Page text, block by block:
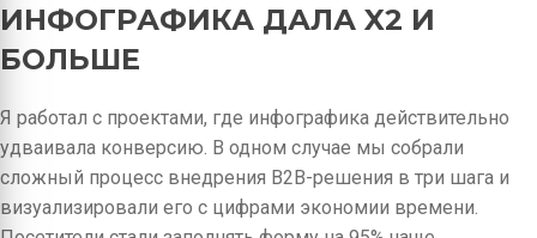
ИНФОГРАФИКА ДАЛА X2 И
БОЛЬШЕ
Я работал с проектами, где инфографика действительно
удваивала конверсию. В одном случае мы собрали
сложный процесс внедрения B2B-решения в три шага и
визуализировали его с цифрами экономии времени.